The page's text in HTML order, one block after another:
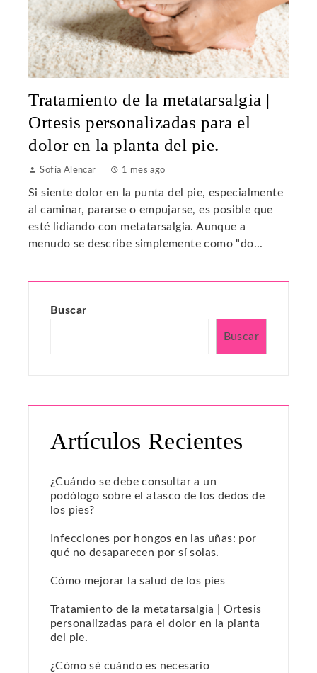
Tratamiento de la metatarsalgia |
Ortesis personalizadas para el
dolor en la planta del pie.
Sofía Alencar 1 mes ago
Si siente dolor en la punta del pie, especialmente
al caminar, pararse o empujarse, es posible que
esté lidiando con metatarsalgia. Aunque a
menudo se describe simplemente como "do...
Buscar
Buscar
Artículos Recientes
¿Cuándo se debe consultar a un
podólogo sobre el atasco de los dedos de
los pies?
Infecciones por hongos en las uñas: por
qué no desaparecen por sí solas.
Cómo mejorar la salud de los pies
Tratamiento de la metatarsalgia | Ortesis
personalizadas para el dolor en la planta
del pie.
¿Cómo sé cuándo es necesario